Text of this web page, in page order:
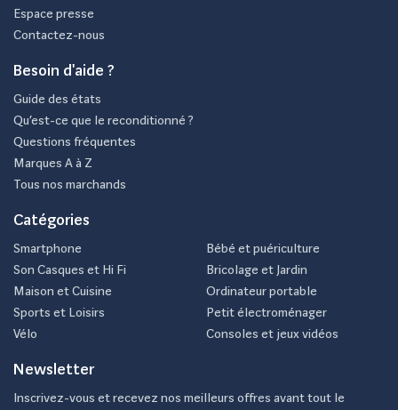
Espace presse
Contactez-nous
Besoin d'aide ?
Guide des états
Qu’est-ce que le reconditionné ?
Questions fréquentes
Marques A à Z
Tous nos marchands
Catégories
Smartphone
Son Casques et Hi Fi
Maison et Cuisine
Sports et Loisirs
Vélo
Bébé et puériculture
Bricolage et Jardin
Ordinateur portable
Petit électroménager
Consoles et jeux vidéos
Newsletter
Inscrivez-vous et recevez nos meilleurs offres avant tout le